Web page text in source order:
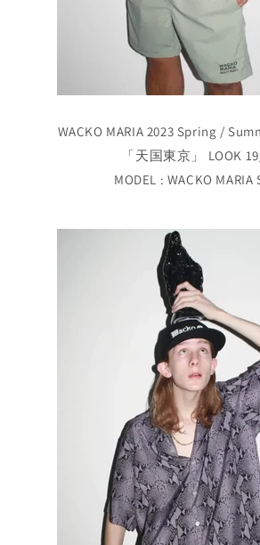
WACKO MARIA 2023 Spring /
「天国東京」 LOOK
MODEL : WACKO MARIA